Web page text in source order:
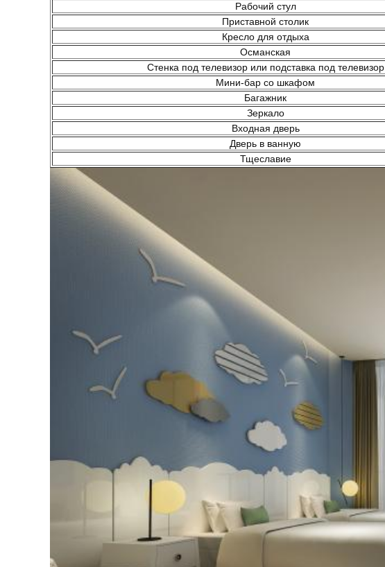
Рабочий стул
Приставной столик
Кресло для отдыха
Османская
Стенка под телевизор или подставка под телевизор
Мини-бар со шкафом
Багажник
Зеркало
Входная дверь
Дверь в ванную
Тщеславие